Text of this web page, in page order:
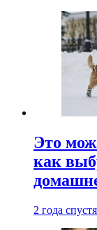
Это
как
2 года спустя